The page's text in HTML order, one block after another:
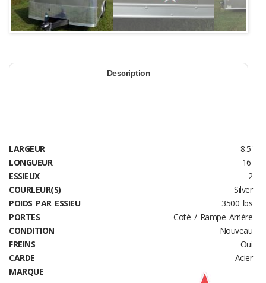
Next
Description
LARGEUR
8.5'
LONGUEUR
16'
ESSIEUX
2
COURLEUR(S)
Silver
POIDS PAR ESSIEU
3500 lbs
PORTES
Coté / Rampe Arrière
CONDITION
Nouveau
FREINS
Oui
CARDE
Acier
MARQUE